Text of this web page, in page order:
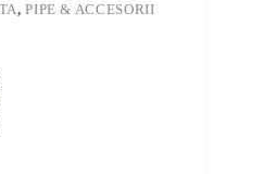
,PIPE & ACCESORII